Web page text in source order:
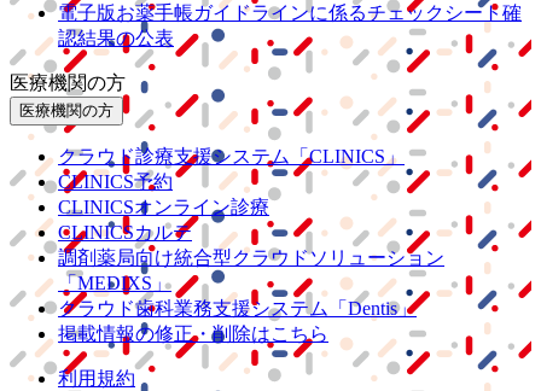
電子版お薬手帳ガイドラインに係るチェックシート確
認結果の公表
医療機関の方
医療機関の方
クラウド診療支援システム
「CLINICS」
CLINICS予約
CLINICSオンライン診療
CLINICSカルテ
調剤薬局向け統合型クラウドソリューション
「MEDIXS」
クラウド歯科業務支援システム
「Dentis」
掲載情報の修正・削除はこちら
利用規約